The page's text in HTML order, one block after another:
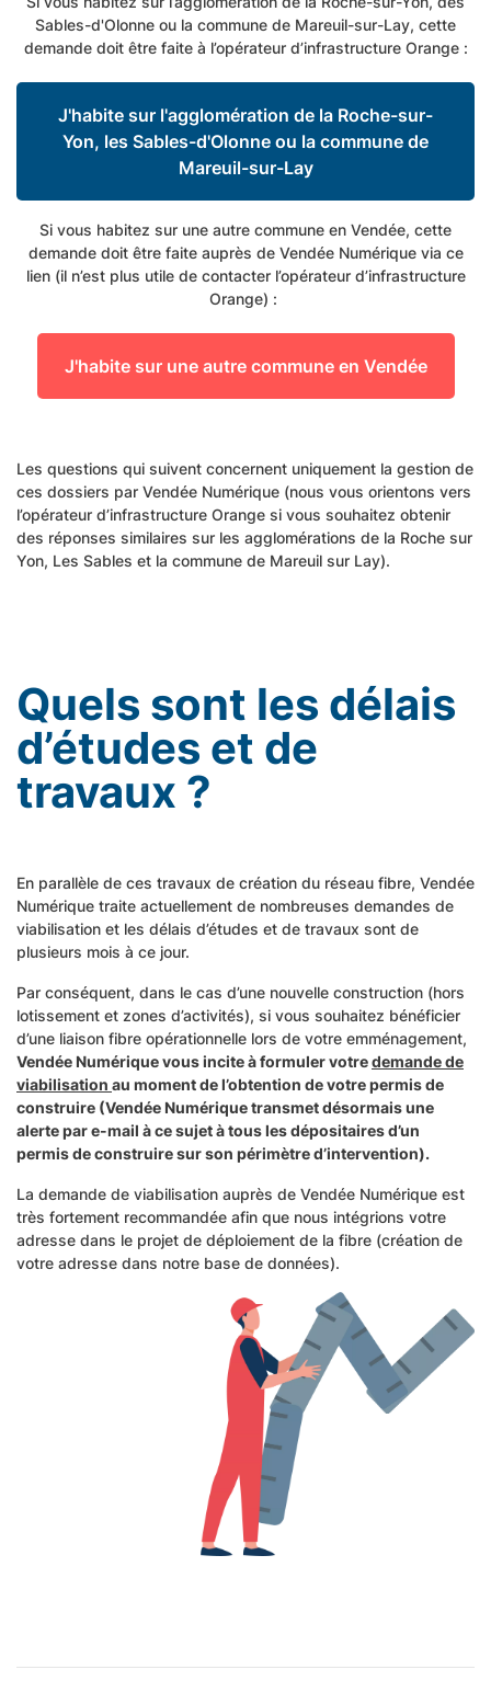
Sables-d'Olonne ou la commune de Mareuil-sur-Lay, cette
demande doit être faite à l’opérateur d’infrastructure Orange :
J'habite sur l'agglomération de la Roche-sur-
Yon, les Sables-d'Olonne ou la commune de
Mareuil-sur-Lay
Si vous habitez sur une autre commune en Vendée, cette
demande doit être faite auprès de Vendée Numérique via ce
lien (il n’est plus utile de contacter l’opérateur d’infrastructure
Orange) :
J'habite sur une autre commune en Vendée
Les questions qui suivent concernent uniquement la gestion de
ces dossiers par Vendée Numérique (nous vous orientons vers
l’opérateur d’infrastructure Orange si vous souhaitez obtenir
des réponses similaires sur les agglomérations de la Roche sur
Yon, Les Sables et la commune de Mareuil sur Lay).
Quels sont les délais
d’études et de
travaux ?
En parallèle de ces travaux de création du réseau fibre, Vendée
Numérique traite actuellement de nombreuses demandes de
viabilisation et les délais d’études et de travaux sont de
plusieurs mois à ce jour.
Par conséquent, dans le cas d’une nouvelle construction (hors
lotissement et zones d’activités), si vous souhaitez bénéficier
d’une liaison fibre opérationnelle lors de votre emménagement,
Vendée Numérique vous incite à formuler votredemande de
viabilisation au moment de l’obtention de votre permis de
construire (Vendée Numérique transmet désormais une
alerte par e-mail à ce sujet à tous les dépositaires d’un
permis de construire sur son périmètre d’intervention).
La demande de viabilisation auprès de Vendée Numérique est
très fortement recommandée afin que nous intégrions votre
adresse dans le projet de déploiement de la fibre (création de
votre adresse dans notre base de données).